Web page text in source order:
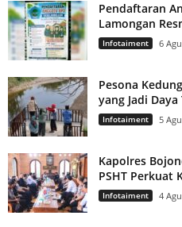
Pendaftaran
Lamongan
Infotaiment 6
Pesona
yang Jadi
Infotaiment 5
Kapolres
PSHT Perkuat
Infotaiment 4